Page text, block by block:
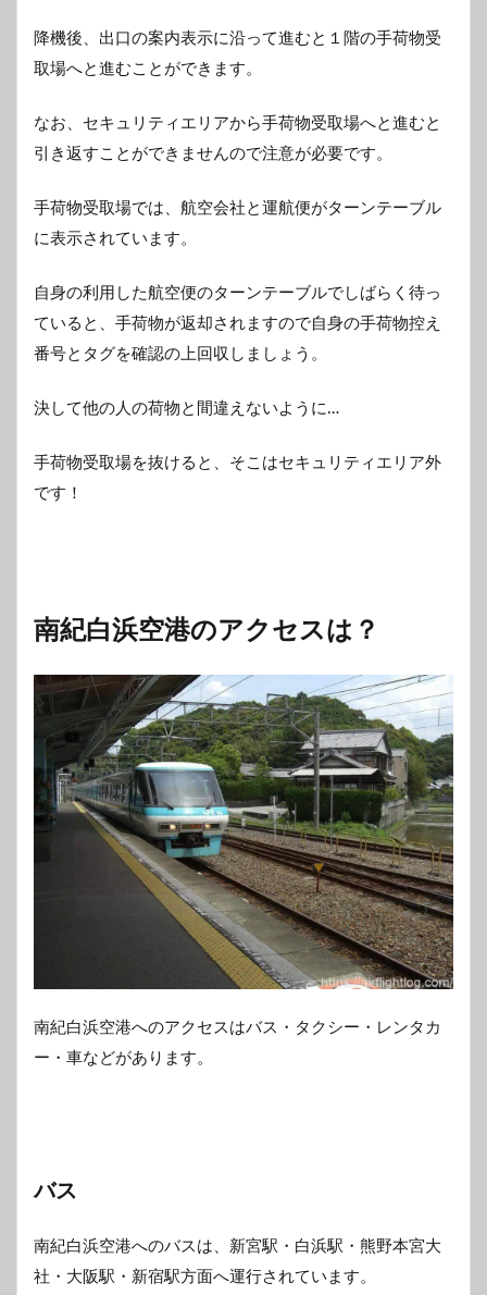
降機後、出口の案内表示に沿って進むと１階の手荷物受
取場へと進むことができます。
なお、セキュリティエリアから手荷物受取場へと進むと
引き返すことができませんので注意が必要です。
手荷物受取場では、航空会社と運航便がターンテーブル
に表示されています。
自身の利用した航空便のターンテーブルでしばらく待っ
ていると、手荷物が返却されますので自身の手荷物控え
番号とタグを確認の上回収しましょう。
決して他の人の荷物と間違えないように…
手荷物受取場を抜けると、そこはセキュリティエリア外
です！
南紀白浜空港のアクセスは？
南紀白浜空港へのアクセスはバス・タクシー・レンタカ
ー・車などがあります。
バス
南紀白浜空港へのバスは、新宮駅・白浜駅・熊野本宮大
社・大阪駅・新宿駅方面へ運行されています。